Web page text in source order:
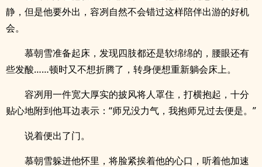
静，但是他要外出，容冽自然不会错过这样陪伴出游的好机
会。
慕朝雪准备起床，发现四肢都还是软绵绵的，腰眼还有
些发酸……顿时又不想折腾了，转身便想重新躺会床上。
容冽用一件宽大厚实的披风将人罩住，打横抱起，十分
贴心地附到他耳边表示：“师兄没力气，我抱师兄过去便是。”
说着便出了门。
慕朝雪躲进他怀里，将脸紧挨着他的心口，听着他加速